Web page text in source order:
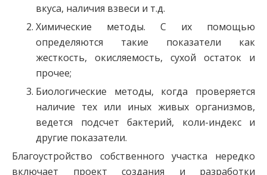
вкуса, наличия взвеси и т.д.
Химические методы. С их помощью
определяются такие показатели как
жесткость, окисляемость, сухой остаток и
прочее;
Биологические методы, когда проверяется
наличие тех или иных живых организмов,
ведется подсчет бактерий, коли-индекс и
другие показатели.
Благоустройство собственного участка нередко
включает проект создания и разработки